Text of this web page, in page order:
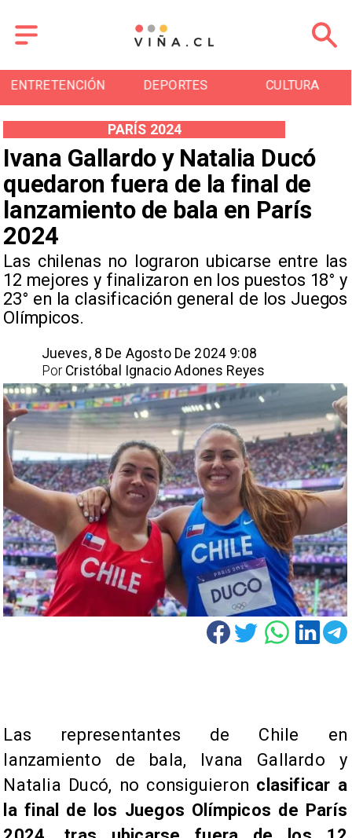
ENTRETENCIÓN DEPORTES CULTURA
Ivana Gallardo y Natalia Ducó
quedaron fuera de la final de
lanzamiento de bala en París
2024
Las chilenas no lograron ubicarse entre las
12 mejores y finalizaron en los puestos 18° y
23° en la clasificación general de los Juegos
Olímpicos.
PARÍS 2024
Jueves, 8 De Agosto De 2024 9:08
Cristóbal Ignacio Adones Reyes
Por
Las representantes de Chile en
lanzamiento de bala, Ivana Gallardo y
Natalia Ducó, no consiguieron clasificar a
la final de los Juegos Olímpicos de París